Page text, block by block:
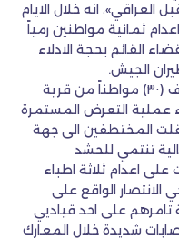
العراقي»، انه خلال الايام
ثمانية مواطنين رمياً
القائم بحجة الادلاء
الجيش.
واضاف ان داعش اقدمت على اختطاف (٣٠) مواطناً من قرية
عملية التعرض المستمرة
المختطفين الى جهة
تنتمي للحشد
اعدام ثلاثة اطباء
الواقع على
تامرهم على احد قياديي
شديدة خلال المعارك